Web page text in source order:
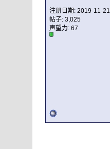
注册日期: 2019-11-21
帖子: 3,025
声望力: 67